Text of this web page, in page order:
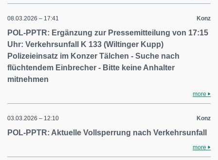
08.03.2026 – 17:41 Konz
POL-PPTR: Ergänzung zur Pressemitteilung von 17:15
Uhr: Verkehrsunfall K 133 (Wiltinger Kupp)
Polizeieinsatz im Konzer Tälchen - Suche nach
flüchtendem Einbrecher - Bitte keine Anhalter
mitnehmen
more
03.03.2026 – 12:10 Konz
POL-PPTR: Aktuelle Vollsperrung nach Verkehrsunfall
more